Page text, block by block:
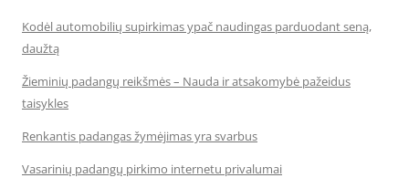
Kodėl automobilių supirkimas ypač naudingas parduodant seną,
daužtą
Žieminių padangų reikšmės – Nauda ir atsakomybė pažeidus
taisykles
Renkantis padangas žymėjimas yra svarbus
Vasarinių padangų pirkimo internetu privalumai